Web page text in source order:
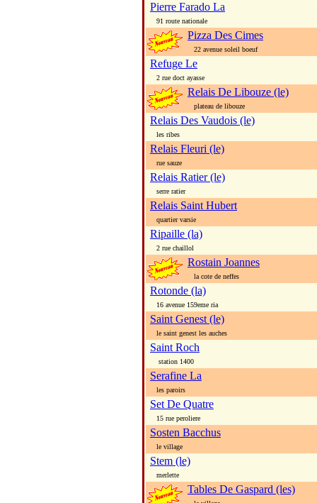
Pierre Farado La
91 route nationale
Pizza Des Cimes
22 avenue soleil boeuf
Refuge Le
2 rue doct ayasse
Relais De Libouze (le)
plateau de libouze
Relais Des Vaudois (le)
les ribes
Relais Fleuri (le)
rue sauze
Relais Ratier (le)
serre ratier
Relais Saint Hubert
quartier varsie
Ripaille (la)
2 rue chaillol
Rostain Joannes
la cote de neffes
Rotonde (la)
16 avenue 159eme ria
Saint Genest (le)
le saint genest les auches
Saint Roch
station 1400
Serafine La
les paroirs
Set De Quatre
15 rue peroliere
Sosten Bacchus
le village
Stem (le)
merlette
Tables De Gaspard (les)